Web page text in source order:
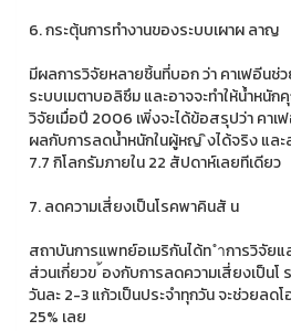
6. กระตุ้นการทำงานของระบบเผาผ ลาญ
มีผลการวิจัยหลายชิ้นที่บอก ว่า คาเฟอีนช่
ระบบเมตาบอลิซึม และอาจจะทำให้น้ำห
วิจัยเมื่อปี 2006 เพิ่งจะได้ข้อสรุปว่า คา
ผลกับการลดน้ำหนักในผู้หญ ิงได้จริง และ
7.7 กิโลกรัมภายใน 22 สัปดาห์เลยทีเดียว
7. ลดความเสี่ยงเป็นโรคพาคินสั น
สถาบันการแพทย์อเมริกันได้ท ำการวิจัยแ
ส่วนเกี่ยวข ้องกับการลดความเสี่ยงเป็น
วันละ 2-3 แก้วเป็นประจำทุกวัน จะช่วยลด
25% เลย